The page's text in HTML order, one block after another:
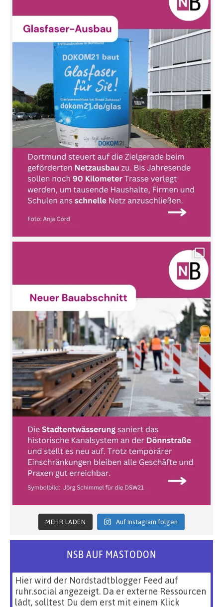
MEHR LADEN Auf Instagram folgen
NSB AUF MASTODON
Hier wird der Nordstadtblogger Feed auf
ruhr.social angezeigt. Da er externe Ressourcen
lädt, solltest Du dem erst mit einem Klick